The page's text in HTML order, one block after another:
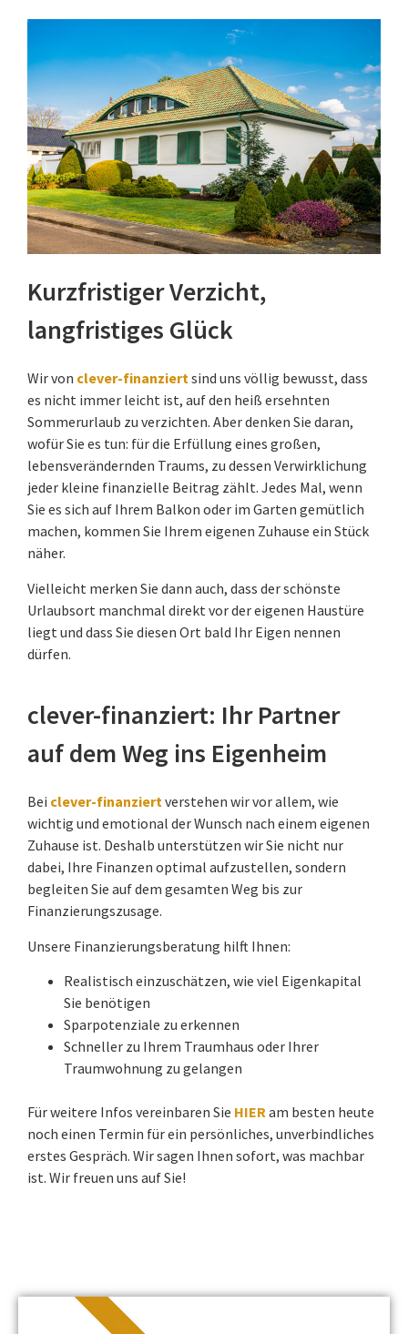
Kurzfristiger Verzicht,
langfristiges Glück
Wir von clever-finanziertsind uns völlig bewusst, dass
es nicht immer leicht ist, auf den heiß ersehnten
Sommerurlaub zu verzichten. Aber denken Sie daran,
wofür Sie es tun: für die Erfüllung eines großen,
lebensverändernden Traums, zu dessen Verwirklichung
jeder kleine finanzielle Beitrag zählt. Jedes Mal, wenn
Sie es sich auf Ihrem Balkon oder im Garten gemütlich
machen, kommen Sie Ihrem eigenen Zuhause ein Stück
näher.
Vielleicht merken Sie dann auch, dass der schönste
Urlaubsort manchmal direkt vor der eigenen Haustüre
liegt und dass Sie diesen Ort bald Ihr Eigen nennen
dürfen.
clever-finanziert: Ihr Partner
auf dem Weg ins Eigenheim
Bei clever-finanziertverstehen wir vor allem, wie
wichtig und emotional der Wunsch nach einem eigenen
Zuhause ist. Deshalb unterstützen wir Sie nicht nur
dabei, Ihre Finanzen optimal aufzustellen, sondern
begleiten Sie auf dem gesamten Weg bis zur
Finanzierungszusage.
Unsere Finanzierungsberatung hilft Ihnen:
Realistisch einzuschätzen, wie viel Eigenkapital
Sie benötigen
Sparpotenziale zu erkennen
Schneller zu Ihrem Traumhaus oder Ihrer
Traumwohnung zu gelangen
Für weitere Infos vereinbaren Sie HIER am besten heute
noch einen Termin für ein persönliches, unverbindliches
erstes Gespräch. Wir sagen Ihnen sofort, was machbar
ist. Wir freuen uns auf Sie!
NEU